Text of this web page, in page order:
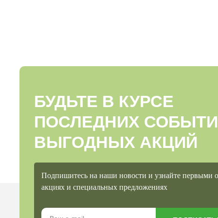
БУДЬТЕ В КУРСЕ
ПОСЛЕДНИХ
ВЫГОДНЫХ АКЦИЙ
Подпишитесь на наши новости и узнайте первыми
акциях и специальных предложениях